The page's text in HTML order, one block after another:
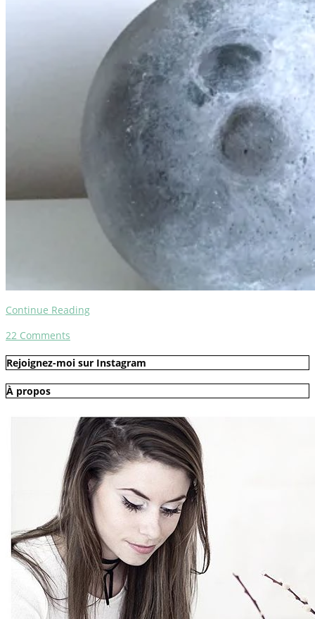
Continue Reading
22 Comments
Rejoignez-moi sur Instagram
À propos